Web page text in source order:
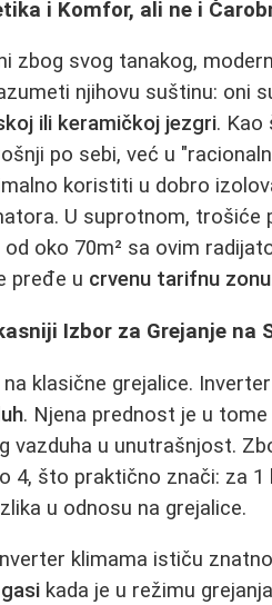
i Komfor, ali ne i
zbog svog tanakog,
njihovu suštinu: oni
ili keramičkoj jezgri. Kao
po sebi, već u
koristiti u dobro
U suprotnom, trošiće
oko 70m² sa ovim
pređe u crvenu tarifnu zonu
Izbor za Grejanje na
klasične grejalice.
. Njena prednost je u
vazduha u unutrašnjost.
4, što praktično znači: za
u odnosu na grejalice.
klimama ističu
kada je u režimu